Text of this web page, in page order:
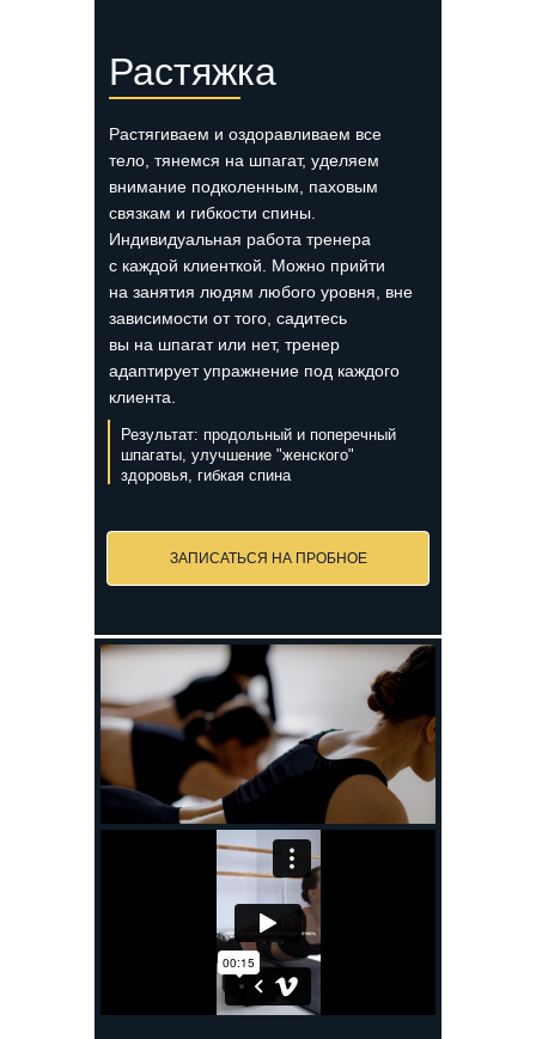
Растяжка
Растягиваем и оздоравливаем все
тело, тянемся на шпагат, уделяем
внимание подколенным, паховым
связкам и гибкости спины.
Индивидуальная работа тренера
с каждой клиенткой. Можно прийти
на занятия людям любого уровня, вне
зависимости от того, садитесь
вы на шпагат или нет, тренер
адаптирует упражнение под каждого
клиента.
Результат: продольный и поперечный
шпагаты, улучшение "женского"
здоровья, гибкая спина
ЗАПИСАТЬСЯ НА ПРОБНОЕ